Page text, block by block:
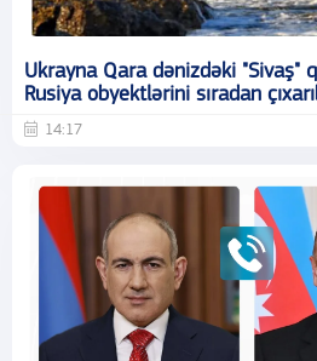
Ukrayna Qara dənizdəki "Sivaş"
Rusiya obyektlərini sıradan
14:17